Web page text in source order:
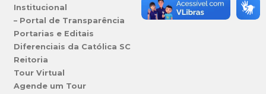
Institucional
– Portal de Transparência
Portarias e Editais
Diferenciais da Católica SC
Reitoria
Tour Virtual
Agende um Tour